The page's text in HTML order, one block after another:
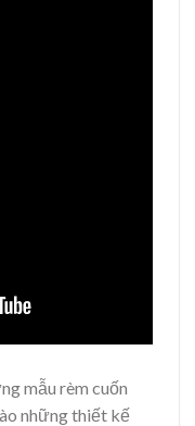
mẫu rèm cuốn
những thiết kế